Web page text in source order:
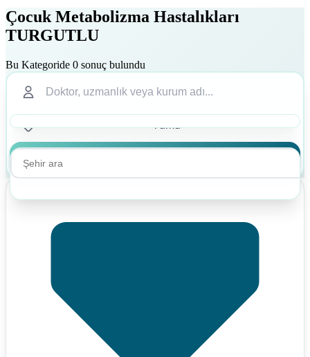
Çocuk Metabolizma Hastalıkları
TURGUTLU
Bu Kategoride 0 sonuç bulundu